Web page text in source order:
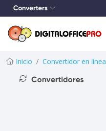
Converters
Inicio Convertidor en línea
Convertidores